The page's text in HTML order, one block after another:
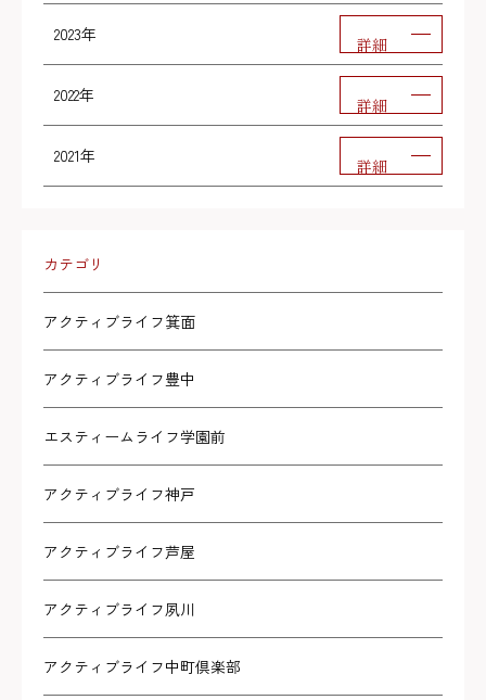
2023年 詳細
2022年 詳細
2021年 詳細
カテゴリ
アクティブライフ箕面
アクティブライフ豊中
エスティームライフ学園前
アクティブライフ神戸
アクティブライフ芦屋
アクティブライフ夙川
アクティブライフ中町倶楽部